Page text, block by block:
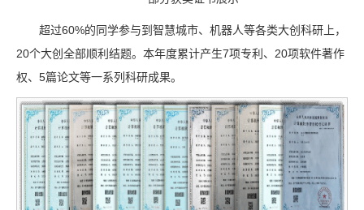
超过60%的同学参与到智慧城市、机器人等各类大创科研上，
20个大创全部顺利结题。本年度累计产生7项专利、20项软件著作
权、5篇论文等一系列科研成果。